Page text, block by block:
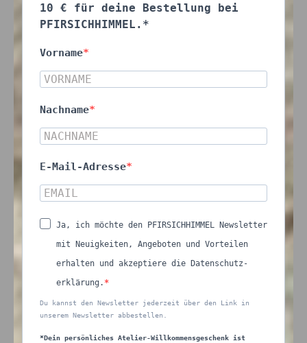
10 € für deine Bestellung bei
PFIRSICHHIMMEL.*
Vorname
Nachname
E-Mail-Adresse
Ja, ich möchte den PFIRSICHHIMMEL Newsletter
mit Neuigkeiten, Angeboten und Vorteilen
erhalten und akzeptiere die Datenschutz-
erklärung.
Du kannst den Newsletter jederzeit über den Link in
unserem Newsletter abbestellen.
*Dein persönliches Atelier-Willkommensgeschenk ist